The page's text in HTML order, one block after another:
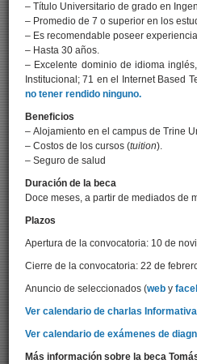
– Título Universitario de grado en
– Promedio de 7 o superior en los
– Es recomendable poseer
– Hasta 30 años.
– Excelente dominio de idioma
Institucional; 71 en el Internet Based
no tener rendido ninguno.
Beneficios
– Alojamiento en el campus de Trine
– Costos de los cursos (tuition).
– Seguro de salud
Duración de la beca
Doce meses, a partir de mediados de
Plazos
Apertura de la convocatoria: 10 de
Cierre de la convocatoria: 22 de
Anuncio de seleccionados (web y
Ver calendario de charlas
Ver calendario de exámenes de
Más información sobre la beca